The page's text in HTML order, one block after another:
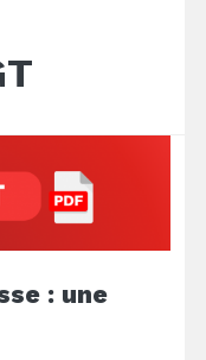
: une